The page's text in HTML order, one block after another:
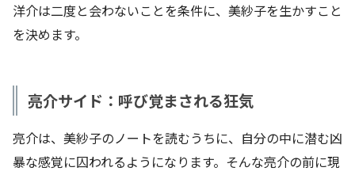
洋介は二度と会わないことを条件に、美紗子を生かすこと
を決めます。
亮介サイド：呼び覚まされる狂気
亮介は、美紗子のノートを読むうちに、自分の中に潜む凶
暴な感覚に囚われるようになります。そんな亮介の前に現